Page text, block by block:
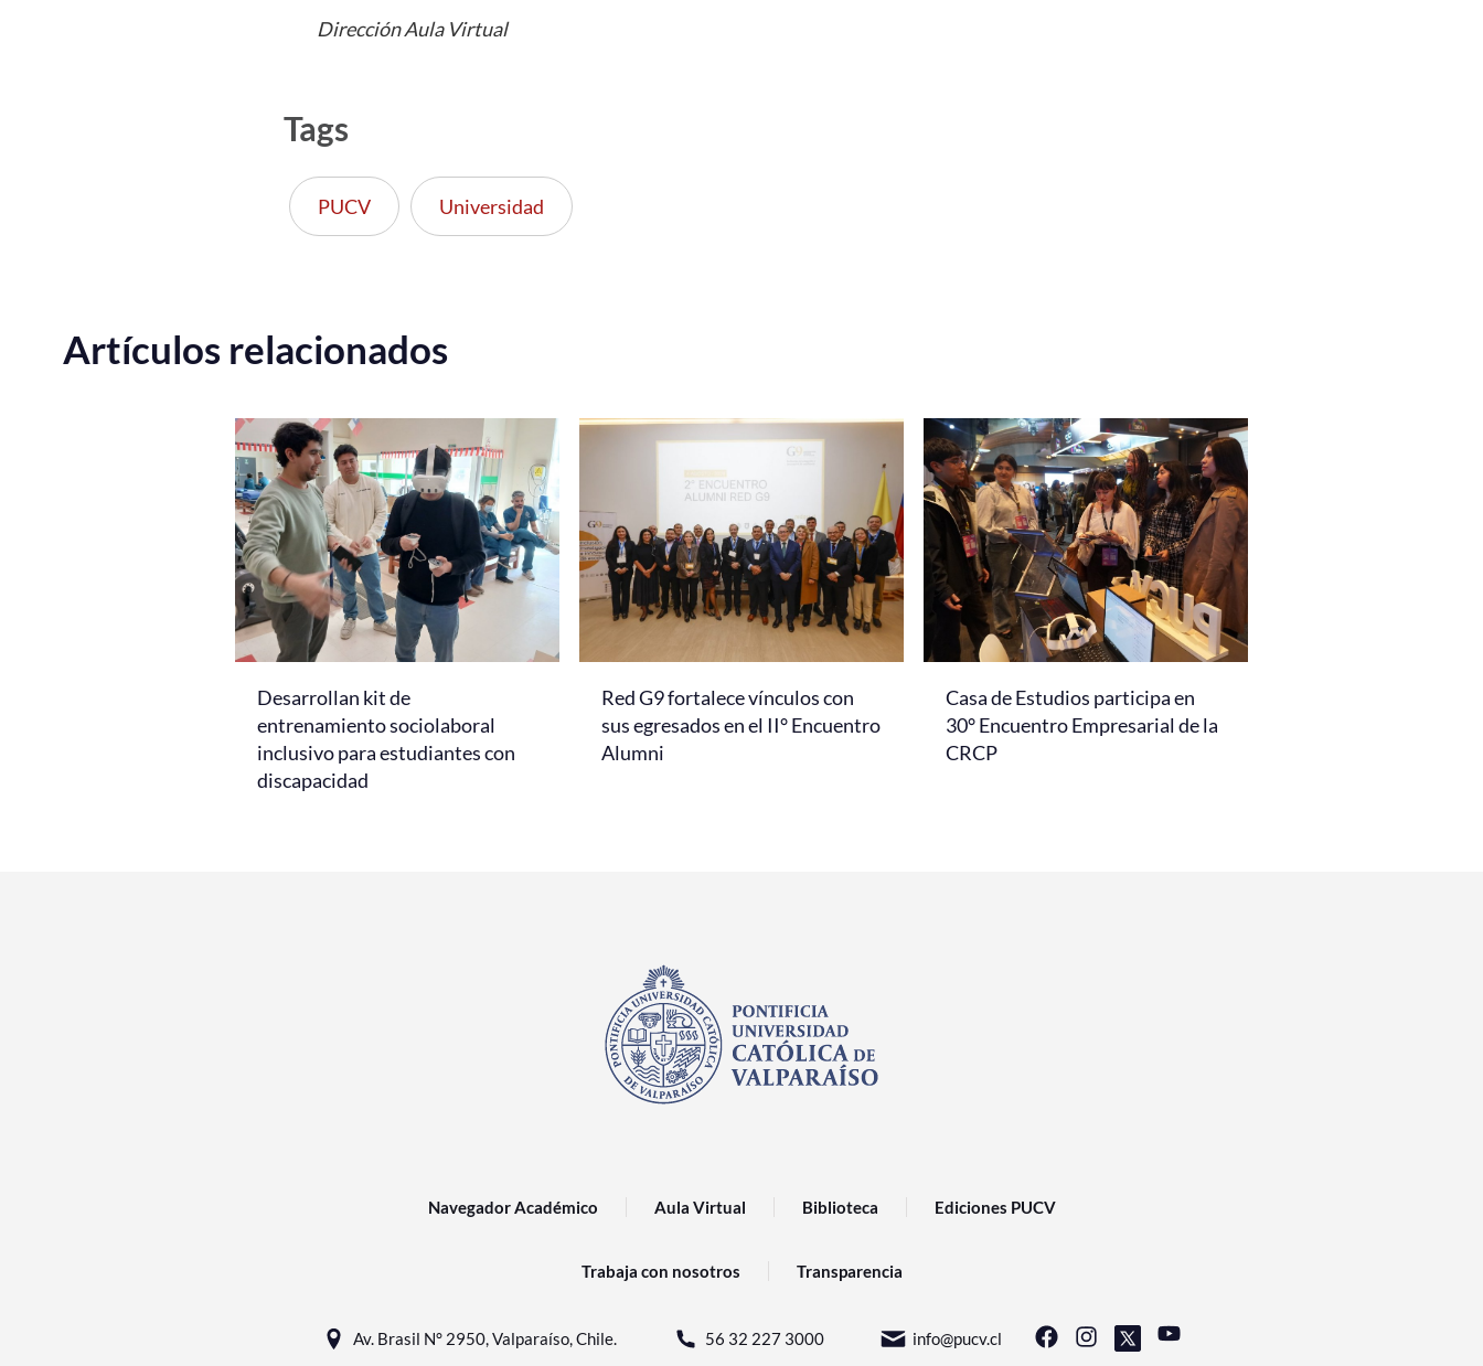
Dirección Aula Virtual
Tags
PUCV Universidad
Artículos relacionados
Desarrollan kit de
entrenamiento sociolaboral
inclusivo para estudiantes con
discapacidad
Red G9 fortalece vínculos con
sus egresados en el II° Encuentro
Alumni
Casa de Estudios participa en
30° Encuentro Empresarial de la
CRCP
Navegador Académico Aula Virtual Biblioteca Ediciones PUCV
Trabaja con nosotros Transparencia
Av. Brasil N° 2950, Valparaíso, Chile. 56 32 227 3000 info@pucv.cl